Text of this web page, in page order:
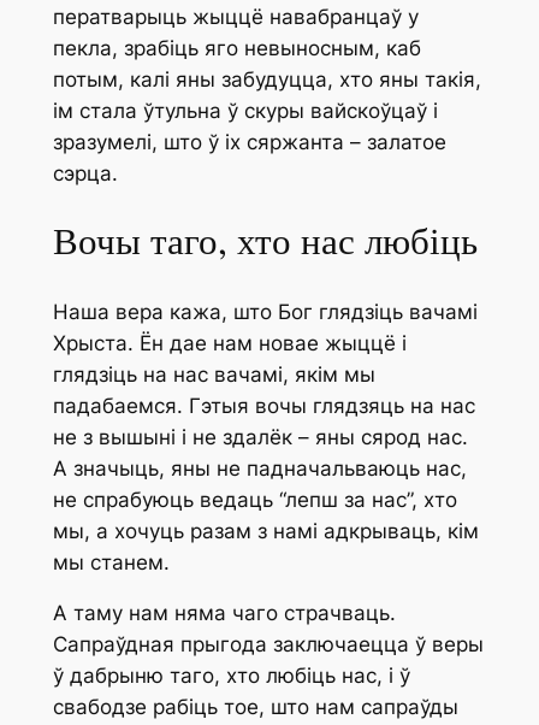
ператварыць жыццё навабранцаў у
пекла, зрабіць яго невыносным, каб
потым, калі яны забудуцца, хто яны такія,
ім стала ўтульна ў скуры вайскоўцаў і
зразумелі, што ў іх сяржанта – залатое
сэрца.
Вочы таго, хто нас любіць
Наша вера кажа, што Бог глядзіць вачамі
Хрыста. Ён дае нам новае жыццё і
глядзіць на нас вачамі, якім мы
падабаемся. Гэтыя вочы глядзяць на нас
не з вышыні і не здалёк – яны сярод нас.
А значыць, яны не падначальваюць нас,
не спрабуюць ведаць “лепш за нас”, хто
мы, а хочуць разам з намі адкрываць, кім
мы станем.
А таму нам няма чаго страчваць.
Сапраўдная прыгода заключаецца ў веры
ў дабрыню таго, хто любіць нас, і ў
свабодзе рабіць тое, што нам сапраўды